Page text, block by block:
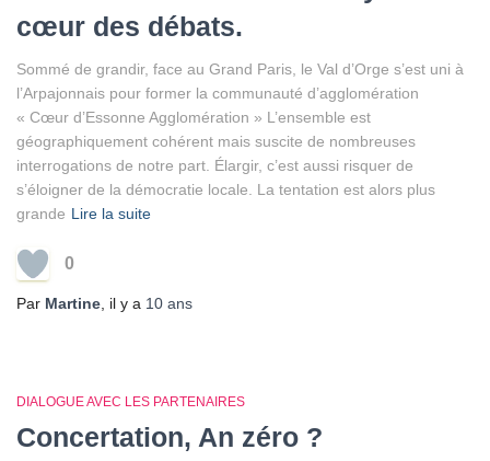
cœur des débats.
Sommé de grandir, face au Grand Paris, le Val d’Orge s’est uni à
l’Arpajonnais pour former la communauté d’agglomération
« Cœur d’Essonne Agglomération » L’ensemble est
géographiquement cohérent mais suscite de nombreuses
interrogations de notre part. Élargir, c’est aussi risquer de
s’éloigner de la démocratie locale. La tentation est alors plus
grande Lire la suite
0
Par Martine , il y a 10 ans
DIALOGUE AVEC LES PARTENAIRES
Concertation, An zéro ?